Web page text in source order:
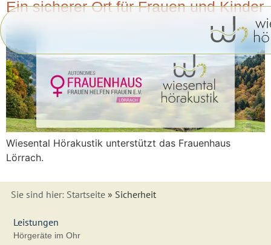
springen
Ein sicherer Ort für Frauen und Kinder
Wiesental Hörakustik unterstützt das Frauenhaus
Lörrach.
Sie sind hier: Startseite» Sicherheit
Leistungen
Hörgeräte im Ohr